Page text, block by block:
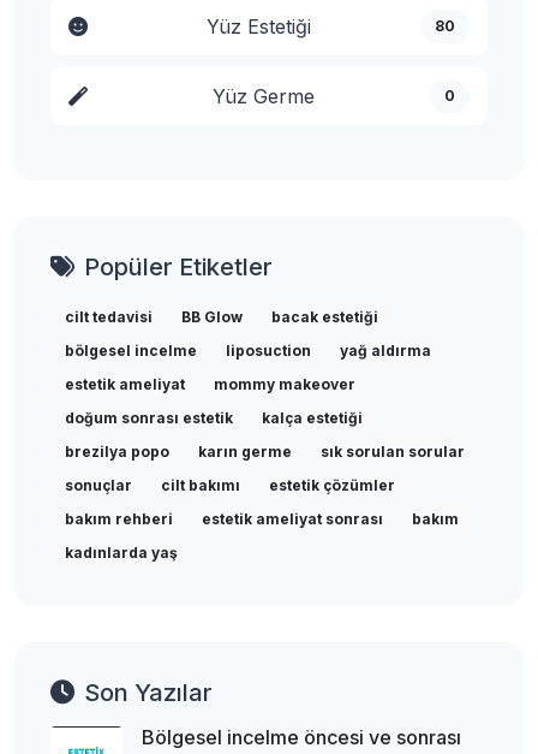
Yüz Estetiği 80
Yüz Germe 0
Popüler Etiketler
cilt tedavisi BB Glow
bacak estetiği
bölgesel incelme
liposuction
yağ aldırma
estetik ameliyat
mommy makeover
doğum sonrası estetik
kalça estetiği
brezilya popo
karın germe
sık sorulan sorular
sonuçlar
cilt bakımı
estetik çözümler
bakım rehberi
estetik ameliyat sonrası
bakım
kadınlarda yaş
Son Yazılar
Bölgesel incelme öncesi ve sonrası